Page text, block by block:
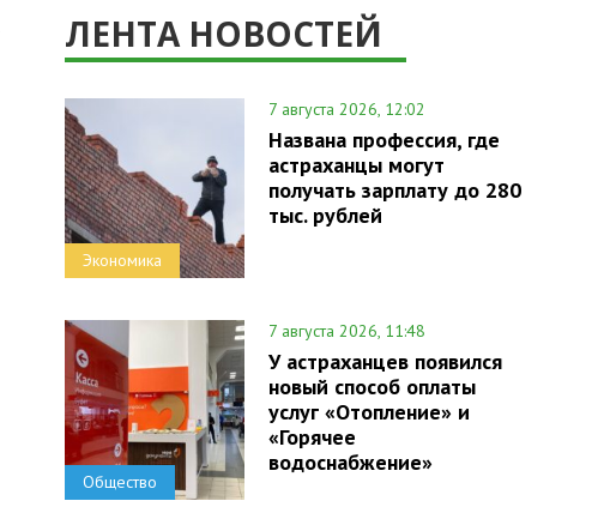
ЛЕНТА НОВОСТЕЙ
Экономика
7 августа 2026, 12:02
Названа профессия, где
астраханцы могут
получать зарплату до 280
тыс. рублей
Общество
7 августа 2026, 11:48
У астраханцев появился
новый способ оплаты
услуг «Отопление» и
«Горячее
водоснабжение»